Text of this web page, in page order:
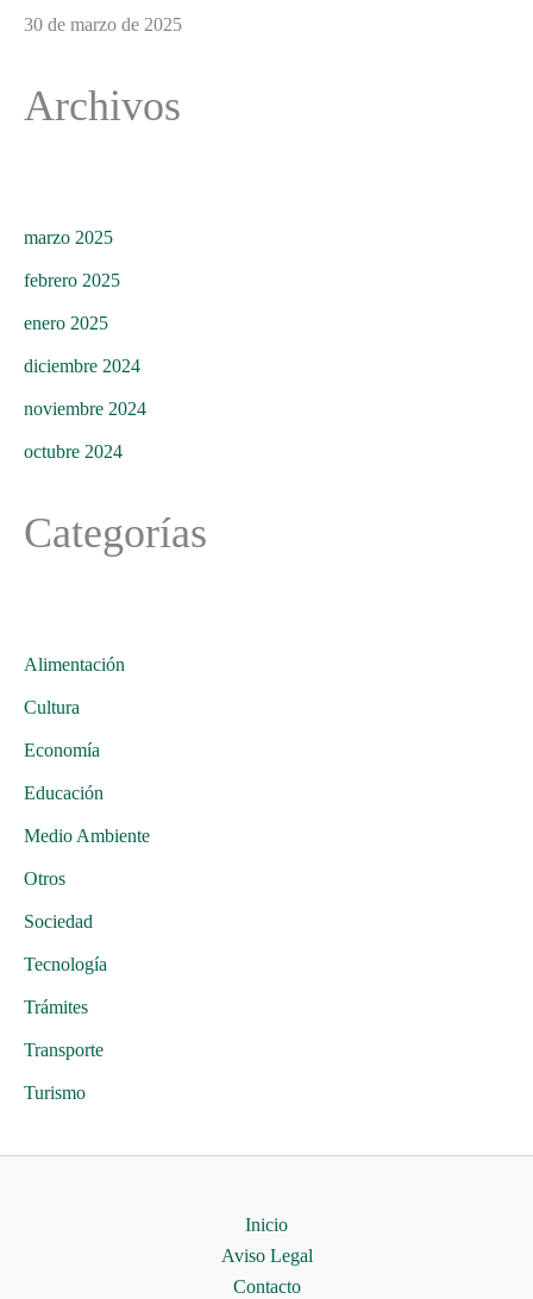
30 de marzo de 2025
Archivos
marzo 2025
febrero 2025
enero 2025
diciembre 2024
noviembre 2024
octubre 2024
Categorías
Alimentación
Cultura
Economía
Educación
Medio Ambiente
Otros
Sociedad
Tecnología
Trámites
Transporte
Turismo
Inicio
Aviso Legal
Contacto